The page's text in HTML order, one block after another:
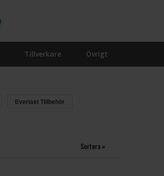
Tillverkare Övrigt
Everlast Tillbehör
Sortera »